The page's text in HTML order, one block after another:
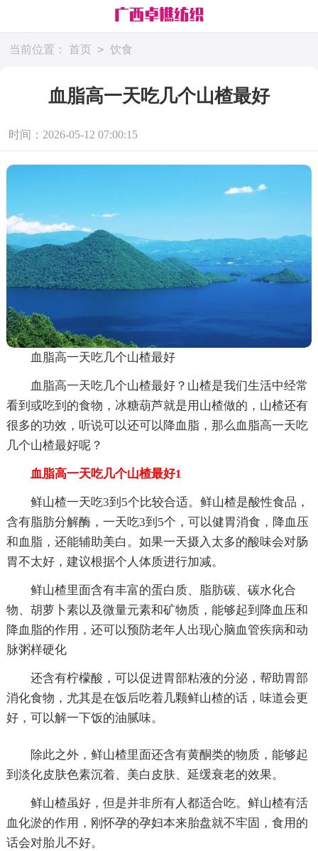
当前位置： 首页 > 饮食
血脂高一天吃几个山楂最好
时间：2026-05-12 07:00:15
血脂高一天吃几个山楂最好
血脂高一天吃几个山楂最好？山楂是我们生活中经常
看到或吃到的食物，冰糖葫芦就是用山楂做的，山楂还有
很多的功效，听说可以还可以降血脂，那么血脂高一天吃
几个山楂最好呢？
血脂高一天吃几个山楂最好1
鲜山楂一天吃3到5个比较合适。鲜山楂是酸性食品，
含有脂肪分解酶，一天吃3到5个，可以健胃消食，降血压
和血脂，还能辅助美白。如果一天摄入太多的酸味会对肠
胃不太好，建议根据个人体质进行加减。
鲜山楂里面含有丰富的蛋白质、脂肪碳、碳水化合
物、胡萝卜素以及微量元素和矿物质，能够起到降血压和
降血脂的作用，还可以预防老年人出现心脑血管疾病和动
脉粥样硬化
还含有柠檬酸，可以促进胃部粘液的分泌，帮助胃部
消化食物，尤其是在饭后吃着几颗鲜山楂的话，味道会更
好，可以解一下饭的油腻味。
除此之外，鲜山楂里面还含有黄酮类的物质，能够起
到淡化皮肤色素沉着、美白皮肤、延缓衰老的效果。
鲜山楂虽好，但是并非所有人都适合吃。鲜山楂有活
血化淤的作用，刚怀孕的孕妇本来胎盘就不牢固，食用的
话会对胎儿不好。